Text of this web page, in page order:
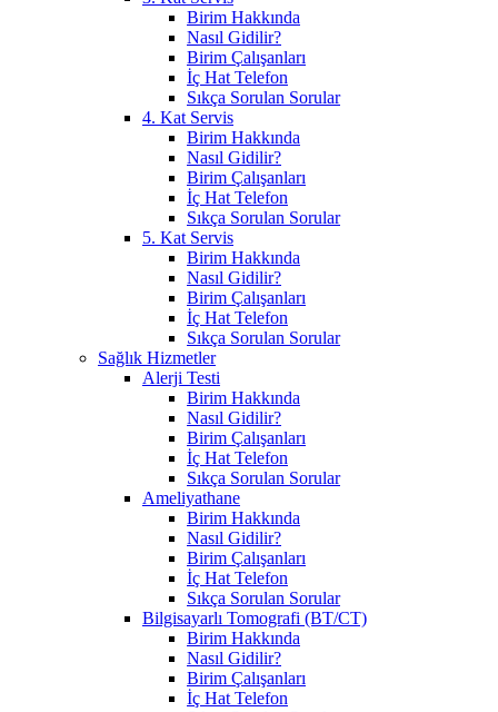
Birim Hakkında
Nasıl Gidilir?
Birim Çalışanları
İç Hat Telefon
Sıkça Sorulan Sorular
4. Kat Servis
Birim Hakkında
Nasıl Gidilir?
Birim Çalışanları
İç Hat Telefon
Sıkça Sorulan Sorular
5. Kat Servis
Birim Hakkında
Nasıl Gidilir?
Birim Çalışanları
İç Hat Telefon
Sıkça Sorulan Sorular
Sağlık Hizmetler
Alerji Testi
Birim Hakkında
Nasıl Gidilir?
Birim Çalışanları
İç Hat Telefon
Sıkça Sorulan Sorular
Ameliyathane
Birim Hakkında
Nasıl Gidilir?
Birim Çalışanları
İç Hat Telefon
Sıkça Sorulan Sorular
Bilgisayarlı Tomografi (BT/CT)
Birim Hakkında
Nasıl Gidilir?
Birim Çalışanları
İç Hat Telefon